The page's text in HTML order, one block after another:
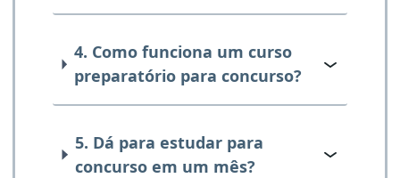
4. Como funciona um curso
preparatório para concurso?
5. Dá para estudar para
concurso em um mês?